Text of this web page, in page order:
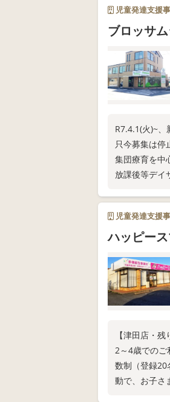
児童発達支援
ブロッサ
R7.4.1(火)~、
只今募集は停
集団療育を中
放課後等デイ
児童発達支援
ハッピー
【津田店・
2～4歳でのご
数制（登録20
動で、お子さ